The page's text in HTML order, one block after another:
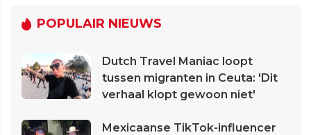
POPULAIR NIEUWS
Dutch Travel Maniac loopt
tussen migranten in Ceuta: 'Dit
verhaal klopt gewoon niet'
Mexicaanse TikTok-influencer